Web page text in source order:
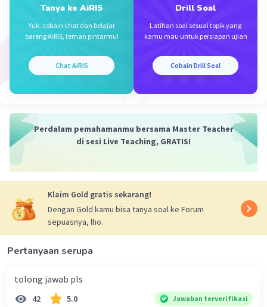
Perhatikan koefisien reaksi kesetimbangan tsb
B yg bereaksi: 1/1 × 2 = 2 mol
[A] = 4/5 M
[C] = 2/5 M
[D] = 2/5 M
= (2/5. 2/5)/(4/5. 7/5)
= 1/7
Beri Rating Balas
Tanya ke AiRIS
Yuk, cobain chat dan belajar
bareng AiRIS, teman pintarmu!
Chat AiRIS
Drill Soal
Latihan soal sesuai topik yang
kamu mau untuk persiapan ujian
Cobain Drill Soal
Perdalam pemahamanmu bersama Master Teacher
di sesi Live Teaching, GRATIS!
Klaim Gold gratis sekarang!
Dengan Gold kamu bisa tanya soal ke Forum
sepuasnya, lho.
Pertanyaan serupa
tolong jawab pls
42 5.0 Jawaban terverifikasi